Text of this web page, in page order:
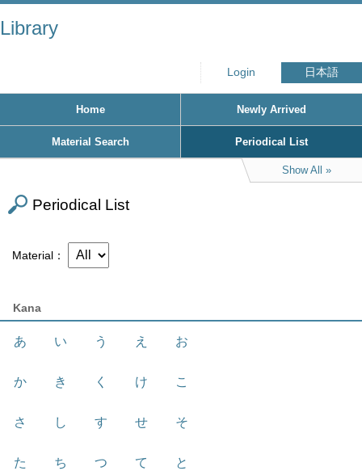
Library
Login 日本語
Home Newly Arrived
Material Search Periodical List
Show All
Periodical List
Material
Kana
あ い う え お
か き く け こ
さ し す せ そ
た ち つ て と